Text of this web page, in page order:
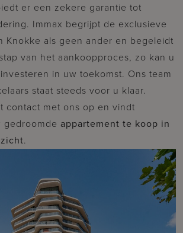
er een zekere garantie tot
Immax begrijpt de exclusieve
Knokke als geen ander en begeleidt
van het aankoopproces, zo kan u
in uw toekomst. Ons team
staat steeds voor u klaar.
contact met ons op en vindt
gedroomde appartement te koop in
.